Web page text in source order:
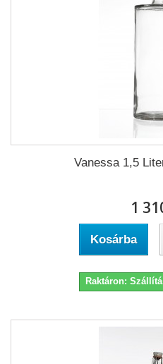
Vanessa 1,5
1
Kosárba
Raktáron: